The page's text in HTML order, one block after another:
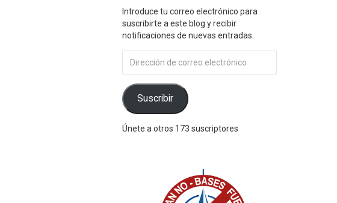
Introduce tu correo electrónico para
suscribirte a este blog y recibir
notificaciones de nuevas entradas.
de
correo
electrónico
Suscribir
Únete a otros 173 suscriptores